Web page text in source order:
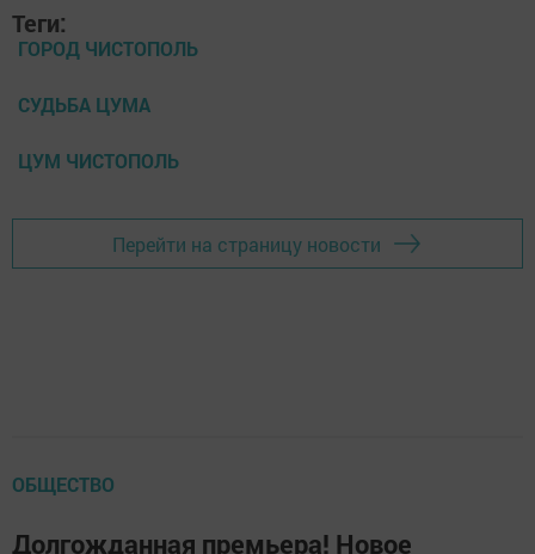
Теги:
ГОРОД ЧИСТОПОЛЬ
СУДЬБА ЦУМА
ЦУМ ЧИСТОПОЛЬ
Перейти на страницу новости
ОБЩЕСТВО
Долгожданная премьера! Новое